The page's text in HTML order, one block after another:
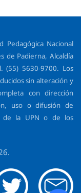
Pedagógica Nacional
de Padierna, Alcaldía
(55) 5630-9700. Los
sin alteración y
con dirección
uso o difusión de
de la UPN o de los